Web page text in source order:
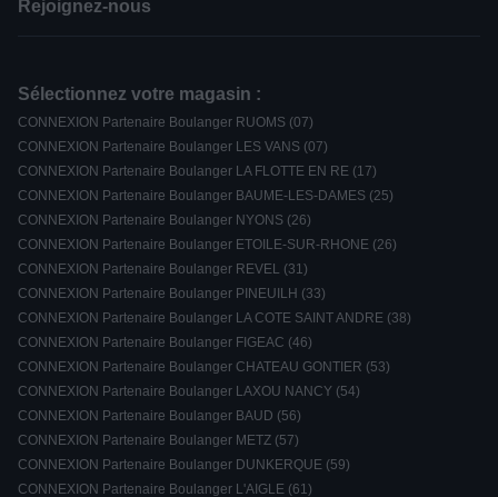
Rejoignez-nous
Sélectionnez votre magasin :
CONNEXION Partenaire Boulanger RUOMS (07)
CONNEXION Partenaire Boulanger LES VANS (07)
CONNEXION Partenaire Boulanger LA FLOTTE EN RE (17)
CONNEXION Partenaire Boulanger BAUME-LES-DAMES (25)
CONNEXION Partenaire Boulanger NYONS (26)
CONNEXION Partenaire Boulanger ETOILE-SUR-RHONE (26)
CONNEXION Partenaire Boulanger REVEL (31)
CONNEXION Partenaire Boulanger PINEUILH (33)
CONNEXION Partenaire Boulanger LA COTE SAINT ANDRE (38)
CONNEXION Partenaire Boulanger FIGEAC (46)
CONNEXION Partenaire Boulanger CHATEAU GONTIER (53)
CONNEXION Partenaire Boulanger LAXOU NANCY (54)
CONNEXION Partenaire Boulanger BAUD (56)
CONNEXION Partenaire Boulanger METZ (57)
CONNEXION Partenaire Boulanger DUNKERQUE (59)
CONNEXION Partenaire Boulanger L'AIGLE (61)